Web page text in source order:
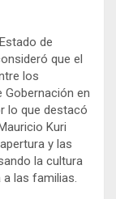
de
que el
los
en
lo que destacó
Kuri
y las
la cultura
las familias.